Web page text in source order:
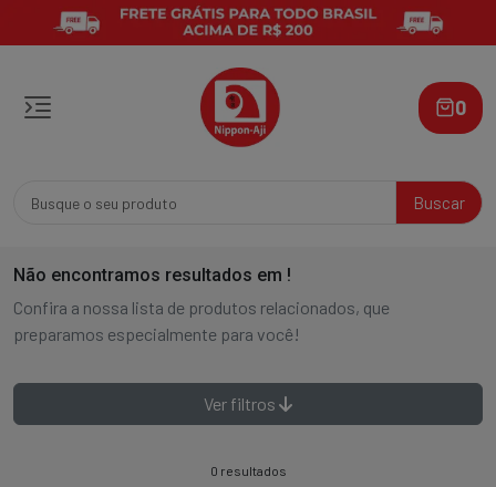
Buscar
0
Não encontramos resultados em !
Confira a nossa lista de produtos relacionados, que
preparamos especialmente para você!
Ver filtros
0 resultados